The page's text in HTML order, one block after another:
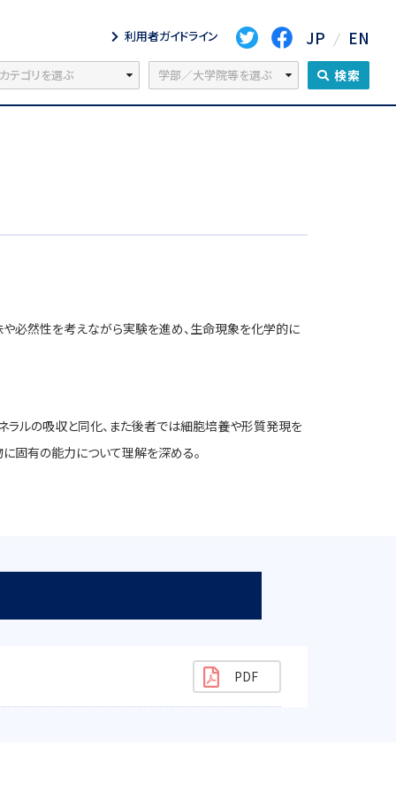
利用者ガイドライン JP EN
検索
必然性を考えながら実験を進め、生命現象を化学的に
ラルの吸収と同化、また後者では細胞培養や形質発現を
固有の能力について理解を深める。